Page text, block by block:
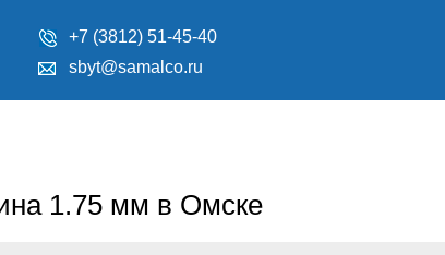
+7 (3812) 51-45-40
sbyt@samalco.ru
1.75 мм в Омске